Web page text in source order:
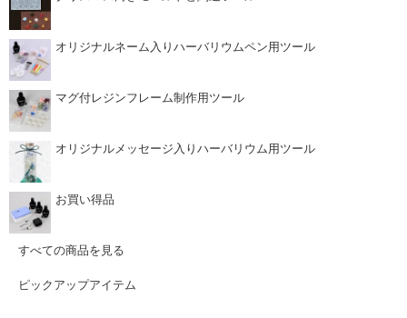
オリジナルネーム入りハーバリウムペン用ツール
マグ付レジンフレーム制作用ツール
オリジナルメッセージ入りハーバリウム用ツール
お買い得品
すべての商品を見る
ピックアップアイテム